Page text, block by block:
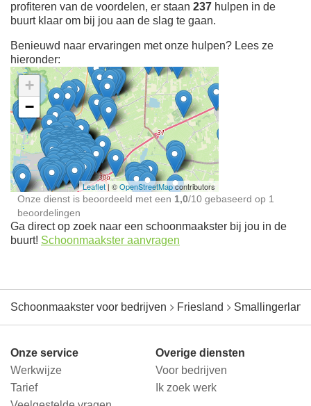
profiteren van de voordelen, er staan 237 hulpen in de
buurt klaar om bij jou aan de slag te gaan.
Benieuwd naar ervaringen met onze hulpen? Lees ze
hieronder:
Ontdek meer ervaringen
Schoonmaakster bij
jou in de buurt
+
−
Leaflet| ©OpenStreetMapcontributors
Onze dienst is beoordeeld met een 1,0/10 gebaseerd op 1
beoordelingen
Ga direct op zoek naar een schoonmaakster bij jou in de
buurt! Schoonmaakster aanvragen
Schoonmaakster voor bedrijven Friesland Smallingerland
Onze service
Werkwijze
Tarief
Overige diensten
Voor bedrijven
Ik zoek werk